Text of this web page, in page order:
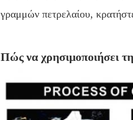
γραμμών πετρελαίου,
Πώς να χρησιμοποιήσει